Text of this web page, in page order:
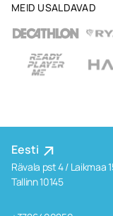
MEID USALDAVAD
Eesti
Rävala pst 4 / Laikmaa
Tallinn 10145